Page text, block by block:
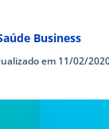
Business
em 11/02/